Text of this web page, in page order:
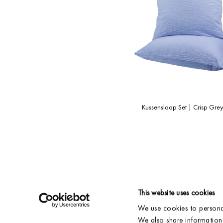
This website uses cookies
We use cookies to
We also share
Kussensloop Set | Crisp
ACCOUNT
CONTACT